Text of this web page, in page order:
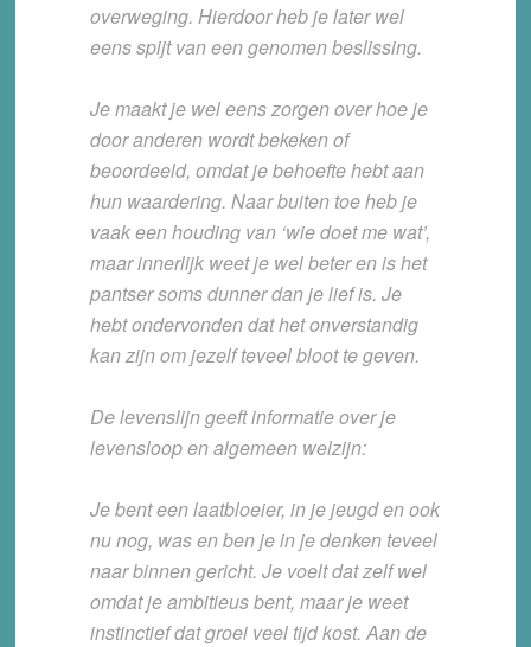
overweging. Hierdoor heb je later wel
eens spijt van een genomen beslissing.
Je maakt je wel eens zorgen over hoe je
door anderen wordt bekeken of
beoordeeld, omdat je behoefte hebt aan
hun waardering. Naar buiten toe heb je
vaak een houding van ‘wie doet me wat’,
maar innerlijk weet je wel beter en is het
pantser soms dunner dan je lief is. Je
hebt ondervonden dat het onverstandig
kan zijn om jezelf teveel bloot te geven.
De levenslijn geeft informatie over je
levensloop en algemeen welzijn:
Je bent een laatbloeier, in je jeugd en ook
nu nog, was en ben je in je denken teveel
naar binnen gericht. Je voelt dat zelf wel
omdat je ambitieus bent, maar je weet
instinctief dat groei veel tijd kost. Aan de